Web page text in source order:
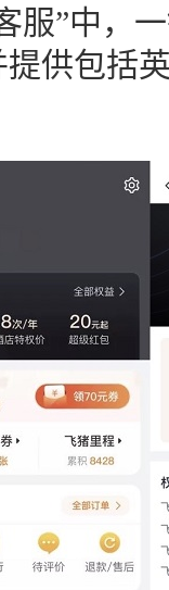
服”中，
供包括